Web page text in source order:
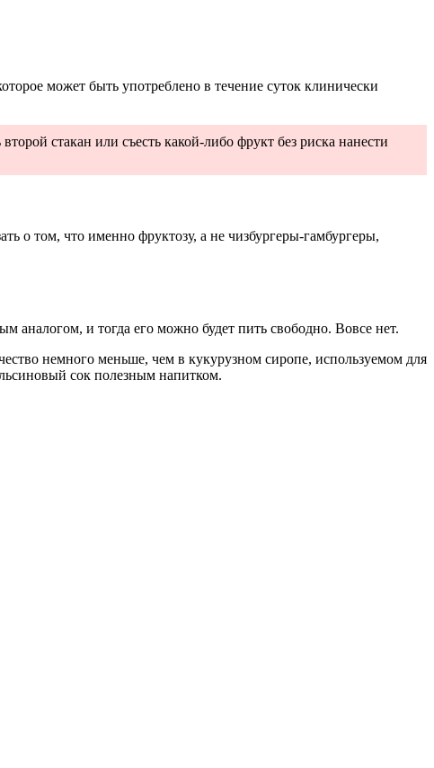
может быть употреблено в течение суток клинически
стакан или съесть какой-либо фрукт без риска нанести
о том, что именно фруктозу, а не чизбургеры-гамбургеры,
и тогда его можно будет пить свободно. Вовсе нет.
немного меньше, чем в кукурузном сиропе, используемом для
сок полезным напитком.